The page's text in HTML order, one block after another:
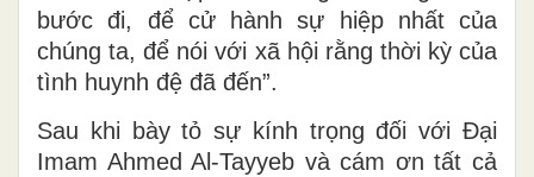
bước đi, để cử hành sự hiệp nhất của
chúng ta, để nói với xã hội rằng thời kỳ của
tình huynh đệ đã đến”.
Sau khi bày tỏ sự kính trọng đối với Đại
Imam Ahmed Al-Tayyeb và cám ơn tất cả